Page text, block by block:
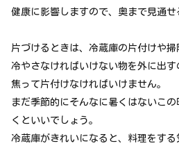
健康に影響しますので、奥まで見通せ
片づけるときは、冷蔵庫の片付けや掃
冷やさなければいけない物を外に出
焦って片付けなければいけません。
まだ季節的にそんなに暑くはないこ
くといいでしょう。
冷蔵庫がきれいになると、料理をする